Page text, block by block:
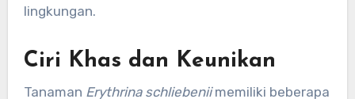
lingkungan.
Ciri Khas dan Keunikan
Tanaman Erythrina schliebeniimemiliki beberapa